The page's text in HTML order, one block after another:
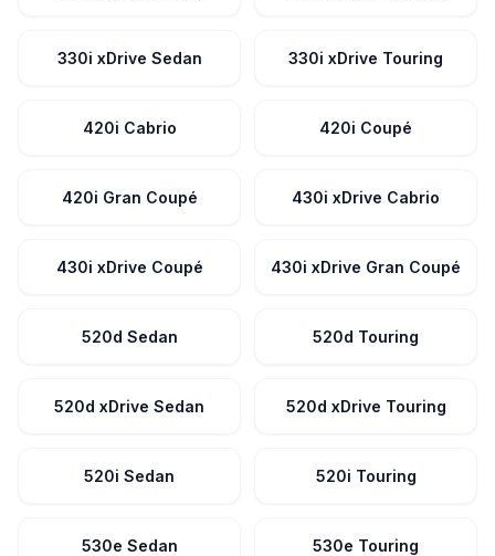
330i xDrive Sedan 330i xDrive Touring
420i Cabrio 420i Coupé
420i Gran Coupé 430i xDrive Cabrio
430i xDrive Coupé 430i xDrive Gran Coupé
520d Sedan 520d Touring
520d xDrive Sedan 520d xDrive Touring
520i Sedan 520i Touring
530e Sedan 530e Touring